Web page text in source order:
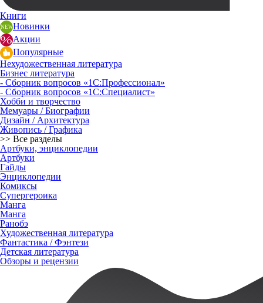
Книги
Новинки
Акции
Популярные
Нехудожественная литература
Бизнес литература
- Сборник вопросов «1С:Профессионал»
- Сборник вопросов «1С:Специалист»
Хобби и творчество
Мемуары / Биографии
Дизайн / Архитектура
Живопись / Графика
>> Все разделы
Артбуки, энциклопедии
Артбуки
Гайды
Энциклопедии
Комиксы
Супергероика
Манга
Манга
Ранобэ
Художественная литература
Фантастика / Фэнтези
Детская литература
Обзоры и рецензии